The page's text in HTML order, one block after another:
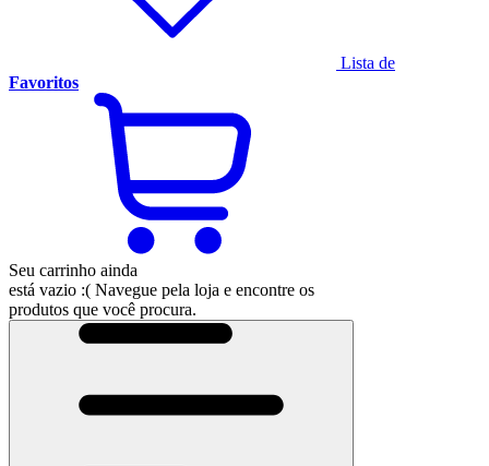
Lista de
Favoritos
Seu carrinho ainda
está vazio :( Navegue pela loja e encontre os
produtos que você procura.